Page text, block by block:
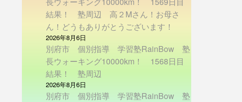
結果！ 塾周辺 高２Mさん！お母さ
ん！どうもありがとうございます！
2026年8月6日
別府市 個別指導 学習塾RainBow 塾
長ウォーキング10000km！ 1568日目
結果！ 塾周辺
2026年8月6日
別府市 個別指導 学習塾RainBow 塾